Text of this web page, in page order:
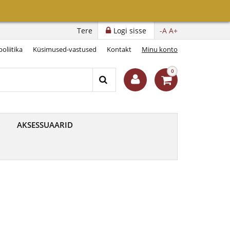
-A A+
Logi sisse
Tere
Küsimused-vastused Kontakt Minu konto
0
AKSESSUAARID